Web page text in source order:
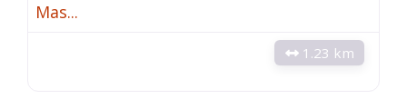
Mas...
1.23 km